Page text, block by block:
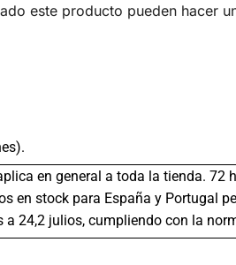
este producto pueden hacer
en general a toda la tienda.
en stock para España y Portugal
24,2 julios, cumpliendo con la